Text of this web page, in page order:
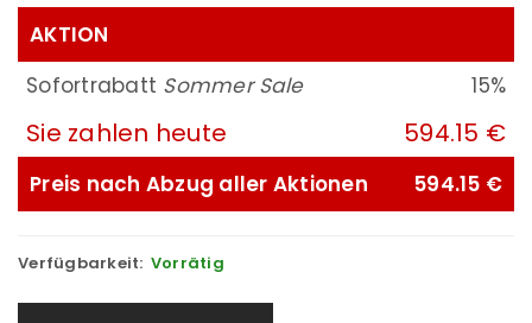
AKTION
Sofortrabatt Sommer Sale 15%
Sie zahlen heute 594.15 €
Preis nach Abzug aller Aktionen 594.15 €
Verfügbarkeit: Vorrätig